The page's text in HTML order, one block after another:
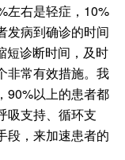
左右是轻症，10%
发病到确诊的时间
短诊断时间，及时
非常有效措施。我
90%以上的患者都
吸支持、循环支
段，来加速患者的